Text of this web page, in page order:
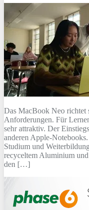
Das MacBook Neo richtet
Anforderungen. Für
sehr attraktiv. Der
anderen Apple-
Studium und
recyceltem Aluminium
den […]